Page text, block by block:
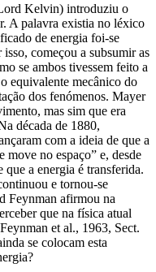
Kelvin) introduziu o
A palavra existia no léxico
de energia foi-se
começou a subsumir as
se ambos tivessem feito a
equivalente mecânico do
dos fenómenos. Mayer
mas sim que era
década de 1880,
com a ideia de que a
move no espaço” e, desde
que a energia é transferida.
e tornou-se
Feynman afirmou na
que na física atual
et al., 1963, Sect.
se colocam esta